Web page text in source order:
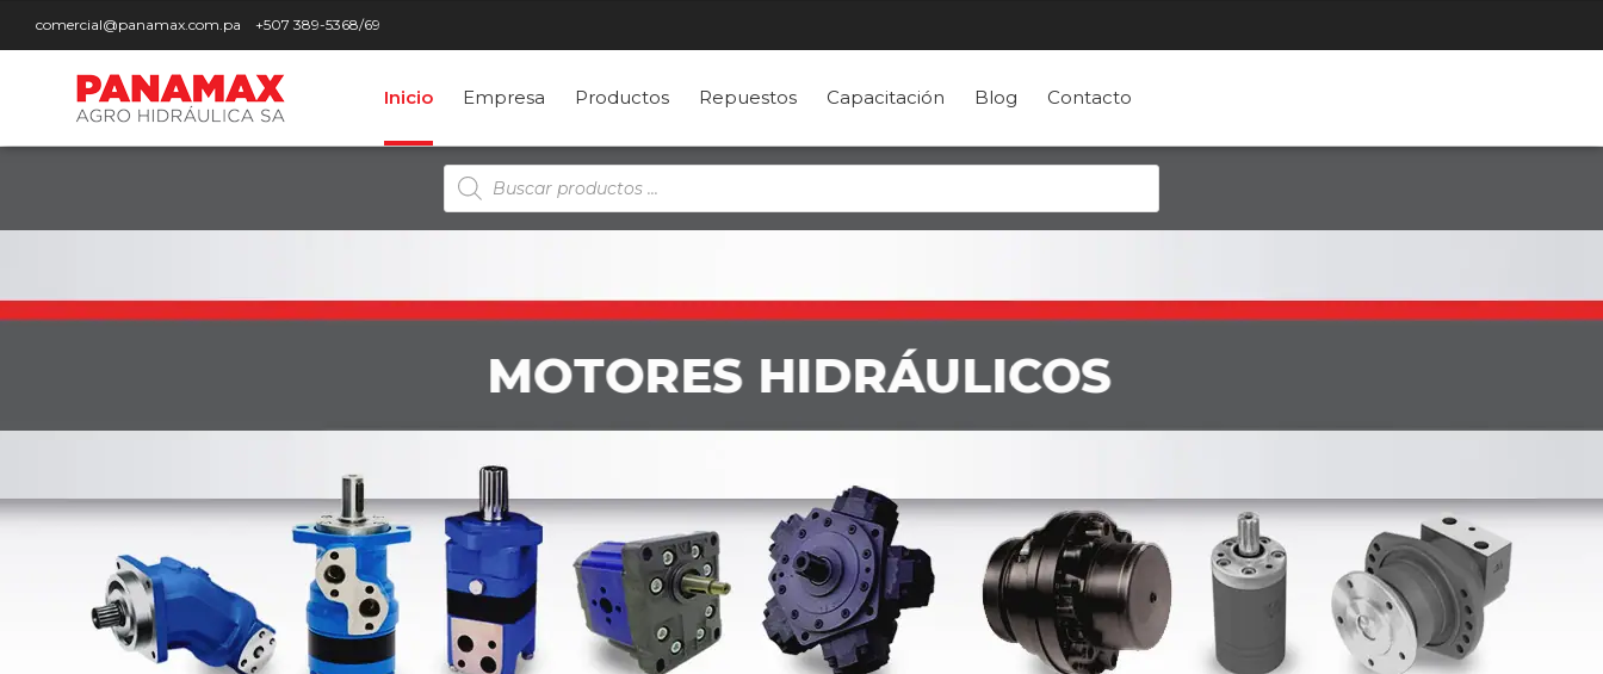
comercial@panamax.com.pa +507 389-5368/69
Inicio Empresa Productos Repuestos Capacitación Blog Contacto
Búsqueda
de
productos
MOTORES HIDRÁULICOS